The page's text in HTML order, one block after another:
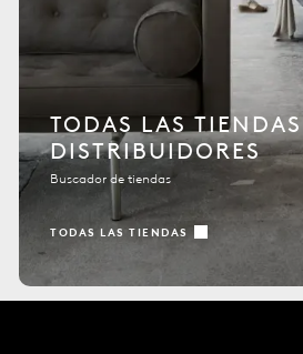
TODAS LAS
DISTRIBUIDORES
Buscador de tiendas
TODAS LAS TIENDAS